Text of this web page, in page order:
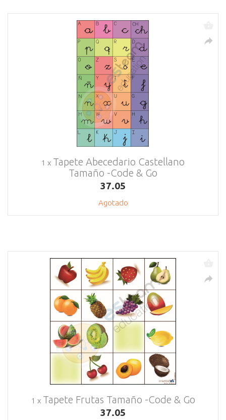
1 x Tapete Abecedario Castellano
Tamaño -Code & Go
37.05
Agotado
1 x Tapete Frutas Tamaño -Code & Go
37.05